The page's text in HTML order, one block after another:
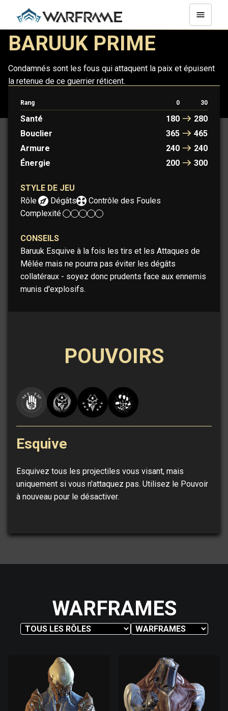
BARUUK PRIME
Condamnés sont les fous qui attaquent la paix et épuisent
la retenue de ce guerrier réticent.
Rang 0 30
Santé 180
280
Bouclier
365
465
Armure
240
240
Énergie
200 300
STYLE DE JEU
Rôle :
Dégâts
Contrôle des Foules
Complexité :
CONSEILS
Baruuk Esquive à la fois les tirs et les Attaques de
Mêlée mais ne pourra pas éviter les dégâts
collatéraux - soyez donc prudents face aux ennemis
munis d'explosifs.
POUVOIRS
Esquive
Esquivez tous les projectiles vous visant, mais
uniquement si vous n'attaquez pas. Utilisez le Pouvoir
à nouveau pour le désactiver.
WARFRAMES